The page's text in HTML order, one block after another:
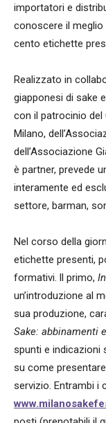
importatori e
conoscere il
cento etichette
Realizzato in
giapponesi di sake
con il patrocinio del
Milano,
dell’Associazione
è partner, prevede
interamente ed
settore, barman,
Nel corso della
etichette presenti,
formativi. ll primo,
un’introduzione al
sua produzione,
Sake: abbinamenti
spunti e indicazioni
su come
servizio. Entrambi i